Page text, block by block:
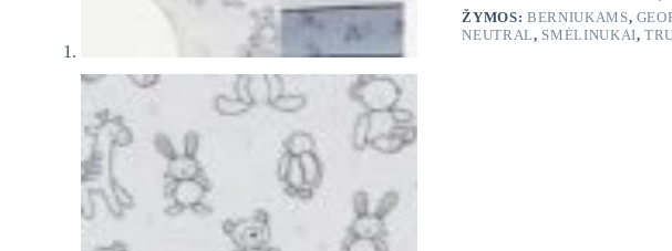
ŽYMOS:BERNIUKAMS,
NEUTRAL, SMĖLINUKAI,